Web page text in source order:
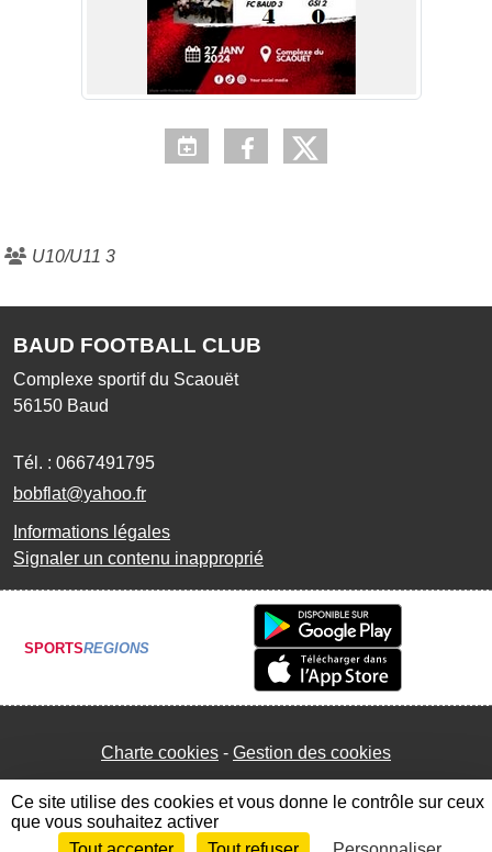
U10/U11 3
BAUD FOOTBALL CLUB
Complexe sportif du Scaouët
56150 Baud
Tél. : 0667491795
bobflat@yahoo.fr
Informations légales
Signaler un contenu inapproprié
SPORTSREGIONS
Charte cookies Gestion des cookies
Ce site utilise des cookies et vous donne le contrôle sur ceux
que vous souhaitez activer